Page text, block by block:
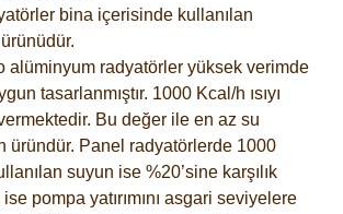
bina içerisinde kullanılan
alüminyum radyatörler yüksek verimde
tasarlanmıştır. 1000 Kcal/h ısıyı
Bu değer ile en az su
üründür. Panel radyatörlerde 1000
suyun ise %20’sine karşılık
pompa yatırımını asgari seviyelere